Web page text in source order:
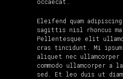
occaecat.
Eleifend quam
sagittis nisl rhoncus
Pellentesque elit
cras tincidunt. Mi
aliquet nec ullamcorper
commodo ullamcorper a
sed. Et leo duis ut diam